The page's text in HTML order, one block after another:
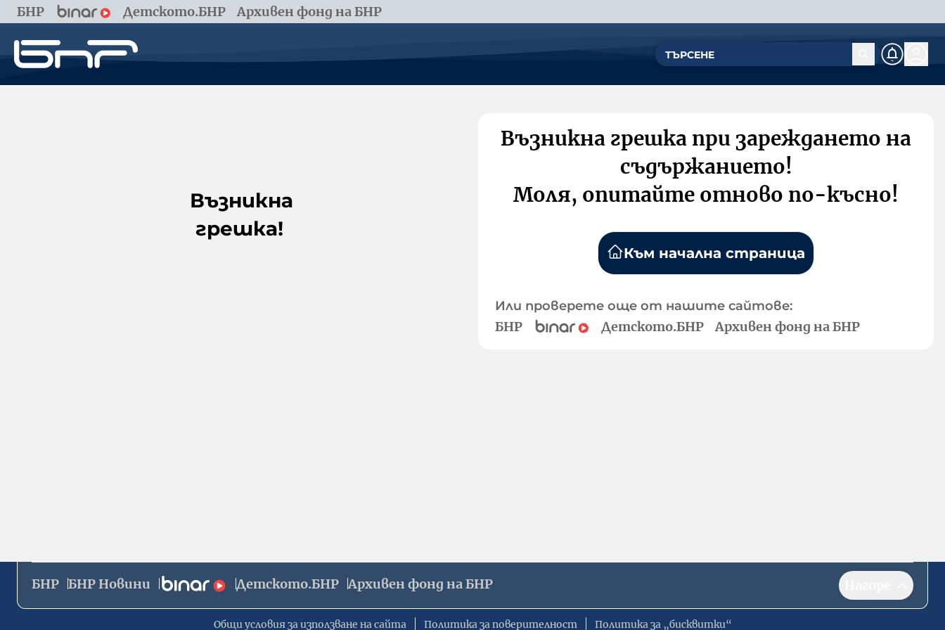
БНР Детското.БНР Архивен фонд на БНР
Възникна
грешка!
Възникна грешка при зареждането на
съдържанието!
Моля, опитайте отново по-късно!
Към начална страница
Или проверете още от нашите сайтове:
БНР Детското.БНР Архивен фонд на БНР
БНР БНР Новини Детското.БНР Архивен фонд на БНР
Общи условия за използване на сайта Политика за поверителност Политика за „бисквитки“